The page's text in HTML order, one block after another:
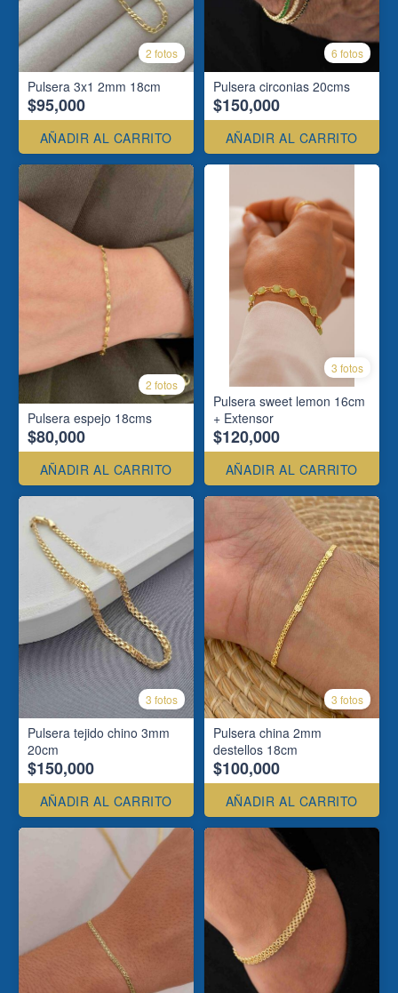
2 fotos
Pulsera 3x1 2mm 18cm
$95,000
AÑADIR AL CARRITO
6 fotos
Pulsera circonias 20cms
$150,000
AÑADIR AL CARRITO
2 fotos
Pulsera espejo 18cms
$80,000
AÑADIR AL CARRITO
3 fotos
Pulsera sweet lemon 16cm
+ Extensor
$120,000
AÑADIR AL CARRITO
3 fotos
Pulsera tejido chino 3mm
20cm
$150,000
AÑADIR AL CARRITO
3 fotos
Pulsera china 2mm
destellos 18cm
$100,000
AÑADIR AL CARRITO